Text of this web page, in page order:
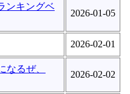
ンキングベ
2026-01-05
2026-02-01
なるぜ、
2026-02-02